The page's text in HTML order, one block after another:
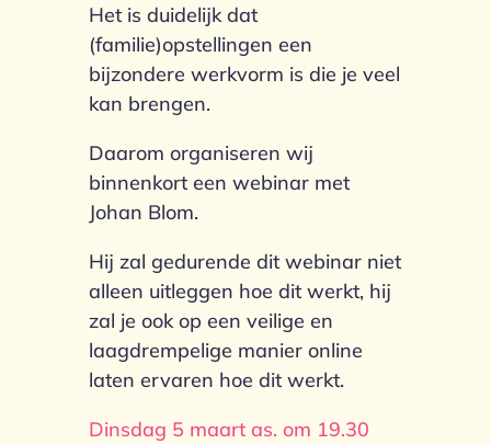
Het is duidelijk dat
(familie)opstellingen een
bijzondere werkvorm is die je veel
kan brengen.
Daarom organiseren wij
binnenkort een webinar met
Johan Blom.
Hij zal gedurende dit webinar niet
alleen uitleggen hoe dit werkt, hij
zal je ook op een veilige en
laagdrempelige manier online
laten ervaren hoe dit werkt.
Dinsdag 5 maart as. om 19.30